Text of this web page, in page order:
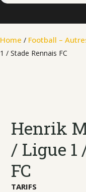
Home / Football –
1 / Stade Rennais FC
Henrik
/ Ligue 1
FC
TARIFS